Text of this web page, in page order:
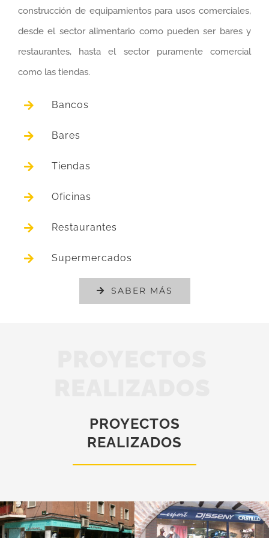
construcción de equipamientos para usos comerciales,
desde el sector alimentario como pueden ser bares y
restaurantes, hasta el sector puramente comercial
como las tiendas.
Bancos
Bares
Tiendas
Oficinas
Restaurantes
Supermercados
SABER MÁS
PROYECTOS
REALIZADOS